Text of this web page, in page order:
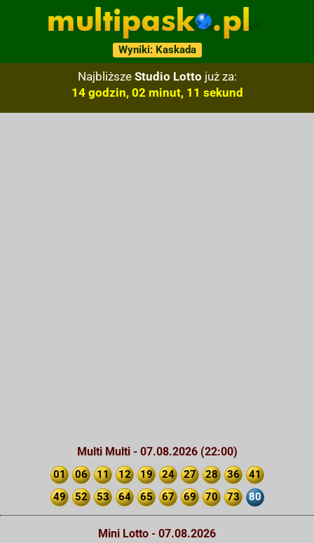
Wyniki: Kaskada
Najbliższe Studio Lotto już za:
14 godzin, 02 minut, 10 sekund
Multi Multi - 07.08.2026 (22:00)
01 06 11 12 19 24 27 28 36
41
49
52 53 64 65 67 69 70 73 80
Mini Lotto - 07.08.2026